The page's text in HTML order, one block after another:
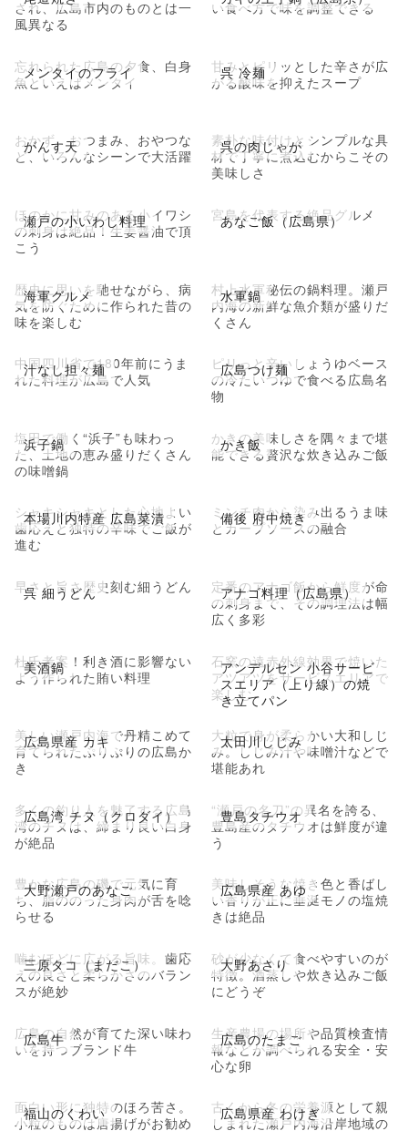
され、広島市内のものとは一
風異なる
い食べ方で味を調整できる
メンタイのフライ
忘れられた広島の夕食、白身
魚といえばメンタイ
呉 冷麺
甘みとピリッとした辛さが広
がる酸味を抑えたスープ
がんす天
おかず、おつまみ、おやつな
ど、いろんなシーンで大活躍
呉の肉じゃが
素朴な味付けとシンプルな具
材で丁寧に煮込むからこその
美味しさ
瀬戸の小いわし料理
ほのかに甘みのある小イワシ
の刺身は絶品！生姜醤油で頂
こう
あなご飯（広島県）
宮島を代表する絶品グルメ
海軍グルメ
歴史に思いを馳せながら、病
気を防ぐために作られた昔の
味を楽しむ
水軍鍋
村上水軍秘伝の鍋料理。瀬戸
内海の新鮮な魚介類が盛りだ
くさん
汁なし担々麺
中国四川省で180年前にうま
れた料理が広島で人気
広島つけ麺
ピリっと辛いしょうゆベース
の冷たいつゆで食べる広島名
物
浜子鍋
塩田で働く“浜子”も味わっ
た、土地の恵み盛りだくさん
の味噌鍋
かき飯
かきの美味しさを隅々まで堪
能できる贅沢な炊き込みご飯
本場川内特産 広島菜漬
シャキシャキとした心地よい
歯応えと独特の辛味でご飯が
進む
備後 府中焼き
ミンチ肉から染み出るうま味
とカープソースの融合
呉 細うどん
早さと旨さ歴史刻む細うどん アナゴ料理（広島県）
定番のアナゴ飯から鮮度が命
の刺身まで、その調理法は幅
広く多彩
美酒鍋
杜氏考案！利き酒に影響ない
よう作られた賄い料理
アンデルセン 小谷サービ
スエリア（上り線）の焼
き立てパン
石窯の遠赤外線効果で焼いた
アツアツをサービスエリアで
楽しむ
広島県産 カキ
美しい瀬戸内海で丹精こめて
育てられたぷりぷりの広島か
き
太田川しじみ
大粒で身が柔らかい大和しじ
み。しじみ汁や味噌汁などで
堪能あれ
広島湾 チヌ（クロダイ）
多くの釣り人を魅了する広島
湾のチヌは、締まり良い白身
が絶品
豊島タチウオ
“瀬戸の名刀”の異名を誇る、
豊島産のタチウオは鮮度が違
う
大野瀬戸のあなご
豊かな広島の磯で元気に育
ち、脂ののった身肉が舌を唸
らせる
広島県産 あゆ
美味しそうな焼き色と香ばし
い香りが正に垂涎モノの塩焼
きは絶品
三原タコ（まだこ）
噛むほどに広がる旨味。歯応
えの良さと柔らかさのバラン
スが絶妙
大野あさり
砂が少なくて食べやすいのが
特徴。酒蒸しや炊き込みご飯
にどうぞ
広島牛
広島の自然が育てた深い味わ
いを持つブランド牛
広島のたまご
生産農場の場所や品質検査情
報などが調べられる安全・安
心な卵
福山のくわい
面白い形に独特のほろ苦さ。
小粒のものは唐揚げがお勧め
広島県産 わけぎ
古くから冬の栄養源として親
しまれた瀬戸内海沿岸地域の